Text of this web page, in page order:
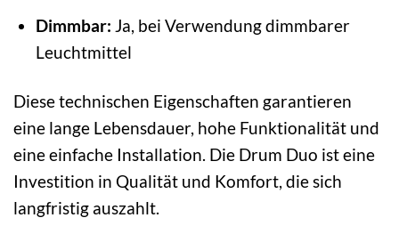
Dimmbar: Ja, bei Verwendung dimmbarer
Leuchtmittel
Diese technischen Eigenschaften garantieren
eine lange Lebensdauer, hohe Funktionalität und
eine einfache Installation. Die Drum Duo ist eine
Investition in Qualität und Komfort, die sich
langfristig auszahlt.